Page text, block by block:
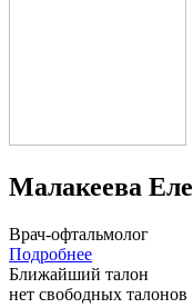
Малакеева
Врач-офтальмолог
Подробнее
Ближайший талон
нет свободных талонов